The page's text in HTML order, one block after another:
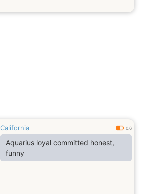
California 0.6
Aquarius loyal committed honest,
funny